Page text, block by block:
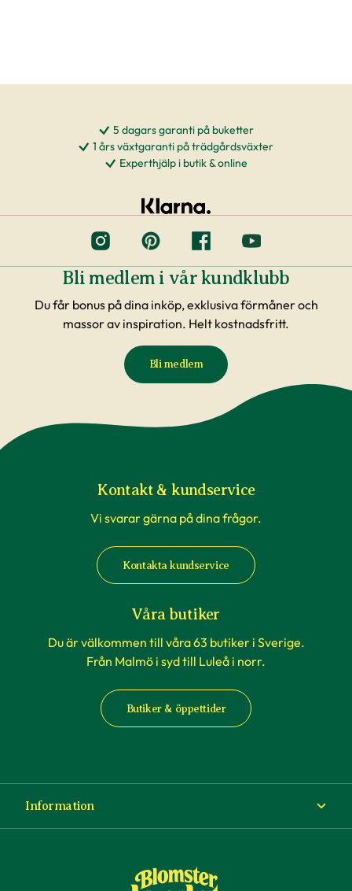
5 dagars garanti på buketter
1 års växtgaranti på trädgårdsväxter
Experthjälp i butik & online
Bli medlem i vår kundklubb
Du får bonus på dina inköp, exklusiva förmåner och
massor av inspiration. Helt kostnadsfritt.
Bli medlem
Kontakt & kundservice
Vi svarar gärna på dina frågor.
Kontakta kundservice
Våra butiker
Du är välkommen till våra 63 butiker i Sverige.
Från Malmö i syd till Luleå i norr.
Butiker & öppettider
Information
Köp- och leveransvillkor